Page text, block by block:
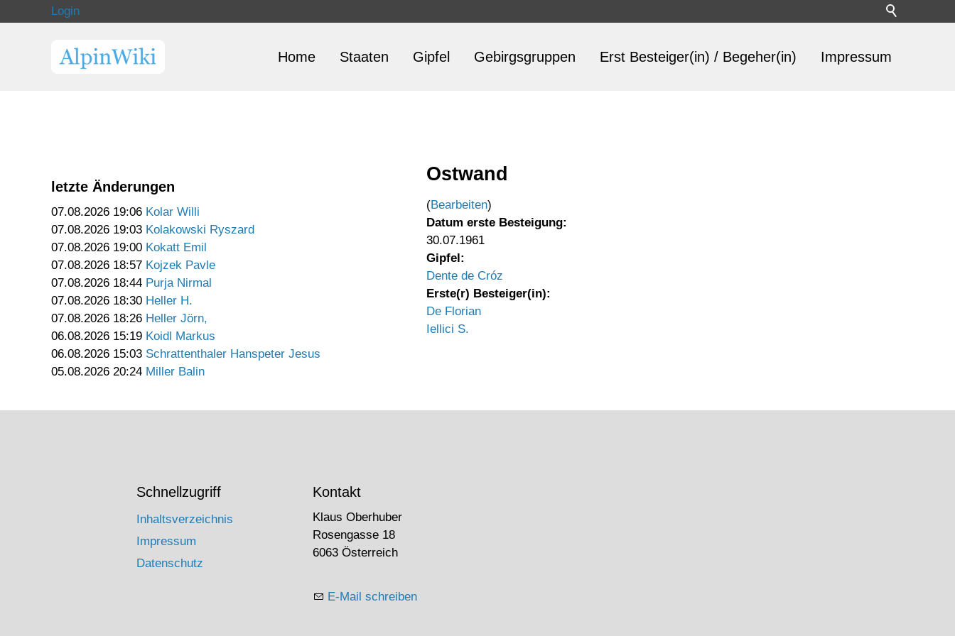
Login
Home Staaten Gipfel Gebirgsgruppen Erst Besteiger(in) / Begeher(in) Impressum
letzte Änderungen
07.08.2026 19:06 Kolar Willi
07.08.2026 19:03 Kolakowski Ryszard
07.08.2026 19:00 Kokatt Emil
07.08.2026 18:57 Kojzek Pavle
07.08.2026 18:44 Purja Nirmal
07.08.2026 18:30 Heller H.
07.08.2026 18:26 Heller Jörn,
06.08.2026 15:19 Koidl Markus
06.08.2026 15:03 Schrattenthaler Hanspeter Jesus
05.08.2026 20:24 Miller Balin
Ostwand
(Bearbeiten)
Datum erste Besteigung:
30.07.1961
Gipfel:
Dente de Cróz
Erste(r) Besteiger(in):
De Florian
Iellici S.
Schnellzugriff
Inhaltsverzeichnis
Impressum
Datenschutz
Kontakt
Klaus Oberhuber
Rosengasse 18
6063 Österreich
E-Mail schreiben